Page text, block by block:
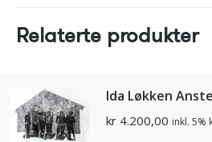
Relaterte produkter
Ida Løkken
kr 4.200,00 inkl. 5%